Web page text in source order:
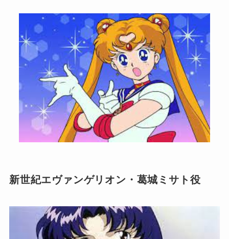
新世紀エヴァンゲリオン・葛城ミサト役